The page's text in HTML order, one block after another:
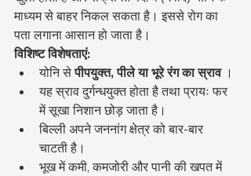
माध्यम से बाहर निकल सकता है। इससे रोग का
पता लगाना आसान हो जाता है।
विशिष्ट विशेषताएं:
योनि से पीपयुक्त, पीले या भूरे रंग का स्राव ।
यह स्राव दुर्गन्धयुक्त होता है तथा प्रायः फर
में सूखा निशान छोड़ जाता है।
बिल्ली अपने जननांग क्षेत्र को बार-बार
चाटती है।
भूख में कमी, कमजोरी और पानी की खपत में